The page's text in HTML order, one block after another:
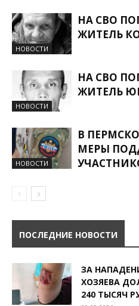
НОВОСТИ
НА СВО
ЖИТЕЛЬ
НОВОСТИ
НА СВО
ЖИТЕЛЬ
НОВОСТИ
В
МЕРЫ
ПОСЛЕДНИЕ НОВОСТИ
ЗА
ХОЗЯЕВА
240 ТЫСЯЧ